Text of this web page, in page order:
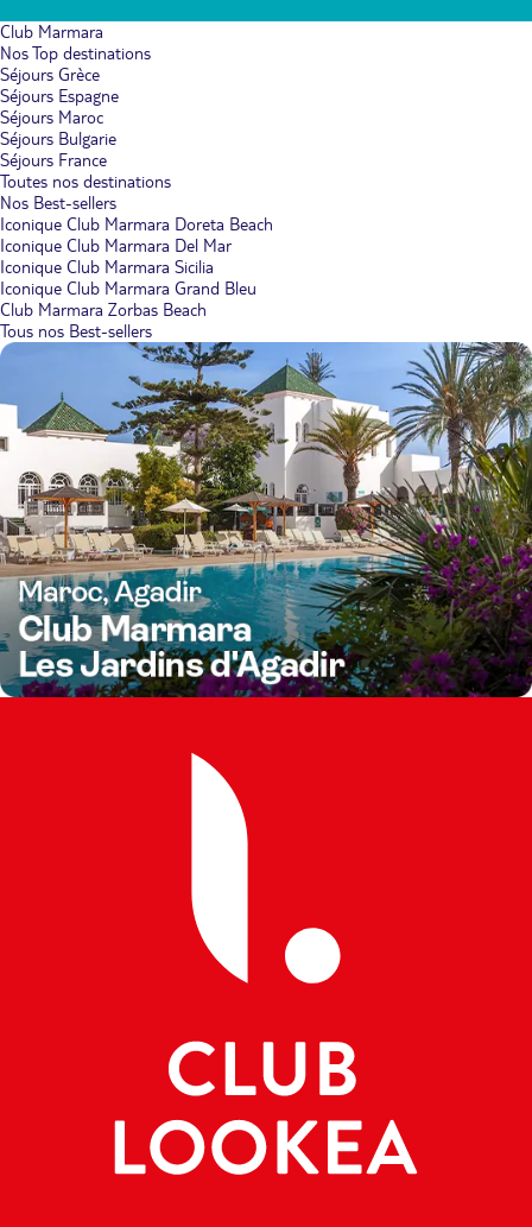
Club Marmara
Nos Top destinations
Séjours Grèce
Séjours Espagne
Séjours Maroc
Séjours Bulgarie
Séjours France
Toutes nos destinations
Nos Best-sellers
Iconique Club Marmara Doreta Beach
Iconique Club Marmara Del Mar
Iconique Club Marmara Sicilia
Iconique Club Marmara Grand Bleu
Club Marmara Zorbas Beach
Tous nos Best-sellers